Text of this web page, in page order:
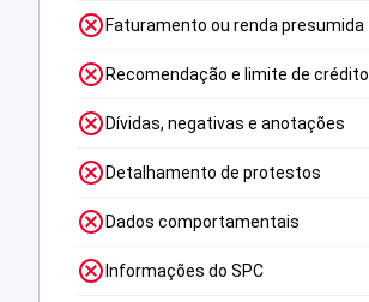
Faturamento ou renda presumida
Recomendação e limite de crédito
Dívidas, negativas e anotações
Detalhamento de protestos
Dados comportamentais
Informações do SPC